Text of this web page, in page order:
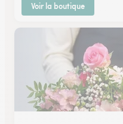
Voir la boutique